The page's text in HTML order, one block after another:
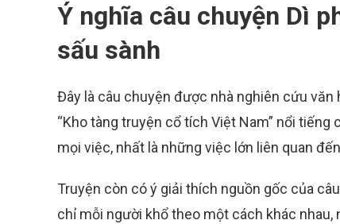
Ý nghĩa câu chuyện Dì
sấu sành
Đây là câu chuyện được nhà nghiên cứu
“Kho tàng truyện cổ tích Việt Nam” nổi
mọi việc, nhất là những việc lớn liên quan
Truyện còn có ý giải thích nguồn gốc của
chỉ mỗi người khổ theo một cách khác nhau,